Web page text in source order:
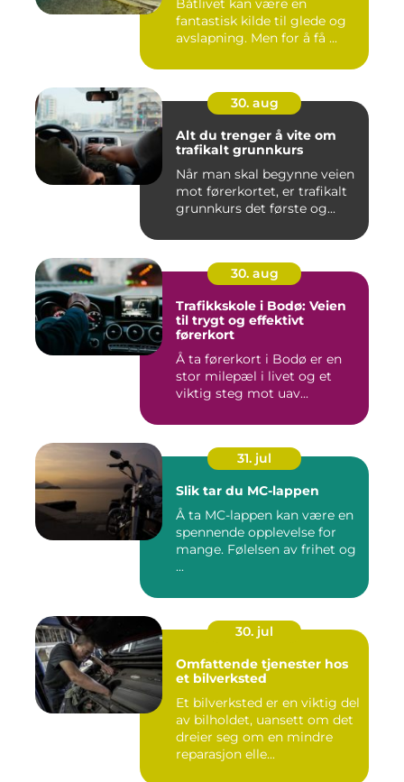
Båtlivet kan være en
fantastisk kilde til glede og
avslapning. Men for å få ...
30. aug
Alt du trenger å vite om
trafikalt grunnkurs
Når man skal begynne veien
mot førerkortet, er trafikalt
grunnkurs det første og...
30. aug
Trafikkskole i Bodø: Veien
til trygt og effektivt
førerkort
Å ta førerkort i Bodø er en
stor milepæl i livet og et
viktig steg mot uav...
31. jul
Slik tar du MC-lappen
Å ta MC-lappen kan være en
spennende opplevelse for
mange. Følelsen av frihet og
...
30. jul
Omfattende tjenester hos
et bilverksted
Et bilverksted er en viktig del
av bilholdet, uansett om det
dreier seg om en mindre
reparasjon elle...